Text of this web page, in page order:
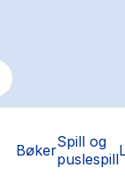
BøkerSpill og
puslespill